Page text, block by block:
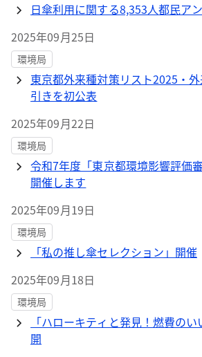
日傘利用に関する8,353人都民ア
2025年09月25日
環境局
東京都外来種対策リスト2025・
引きを初公表
2025年09月22日
環境局
令和7年度「東京都環境影響評価
開催します
2025年09月19日
環境局
「私の推し傘セレクション」開催
2025年09月18日
環境局
「ハローキティと発見！燃費の
開